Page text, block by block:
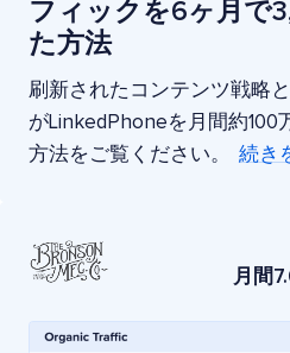
フィックを6ヶ月で
た方法
刷新されたコンテンツ戦略
がLinkedPhoneを月間約100
方法をご覧ください。
続き
月間